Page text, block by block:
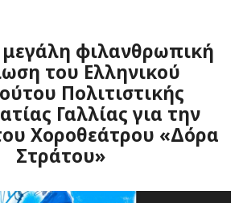
μεγάλη φιλανθρωπική
του Ελληνικού
Πολιτιστικής
Γαλλίας για την
Χοροθεάτρου «Δόρα
Στράτου»